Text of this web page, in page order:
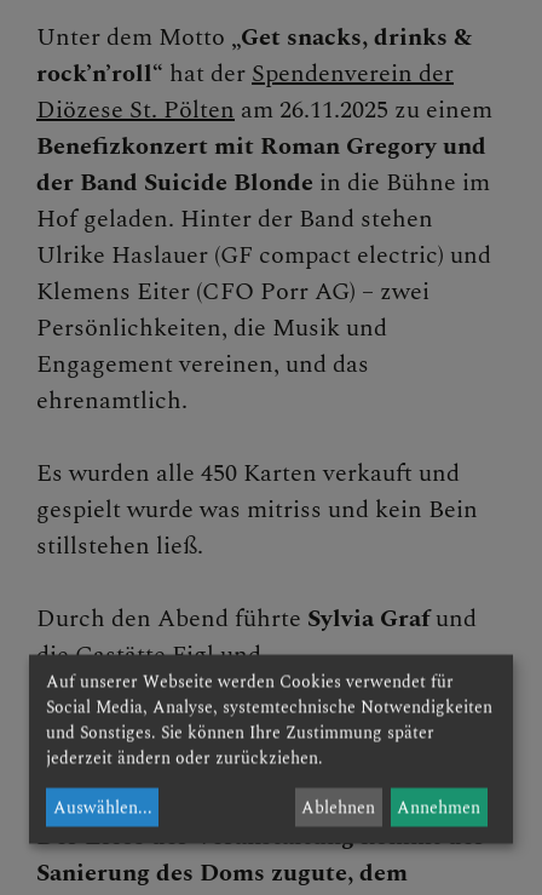
Kontakt
Caritas St. Pölten & NÖ-West
Familie
Presse und Aktuelles
Gewalt & Missbrauch
Unter dem Motto „Get snacks, drinks &
rock’n’roll“ hat derSpendenverein der
Diözese St. Pölten am 26.11.2025 zu einem
Benefizkonzert mit Roman Gregory und
der Band Suicide Blonde in die Bühne im
Hof geladen. Hinter der Band stehen
Ulrike Haslauer (GF compact electric) und
Klemens Eiter (CFO Porr AG) – zwei
Persönlichkeiten, die Musik und
Engagement vereinen, und das
ehrenamtlich.
Es wurden alle 450 Karten verkauft und
gespielt wurde was mitriss und kein Bein
stillstehen ließ.
Durch den Abend führte Sylvia Grafund
dieGastätte Figlund
die Spielefamiliemachten mit
kulinarischen Ideen den Abend komplett
und verwöhnten das Publikum rundum.
Der Erlös der Veranstaltung kommt der
Sanierung des Doms zugute, dem
Auf unserer Webseite werden Cookies verwendet für
Social Media, Analyse, systemtechnische Notwendigkeiten
und Sonstiges. Sie können Ihre Zustimmung später
jederzeit ändern oder zurückziehen.
Auswählen... Ablehnen Annehmen